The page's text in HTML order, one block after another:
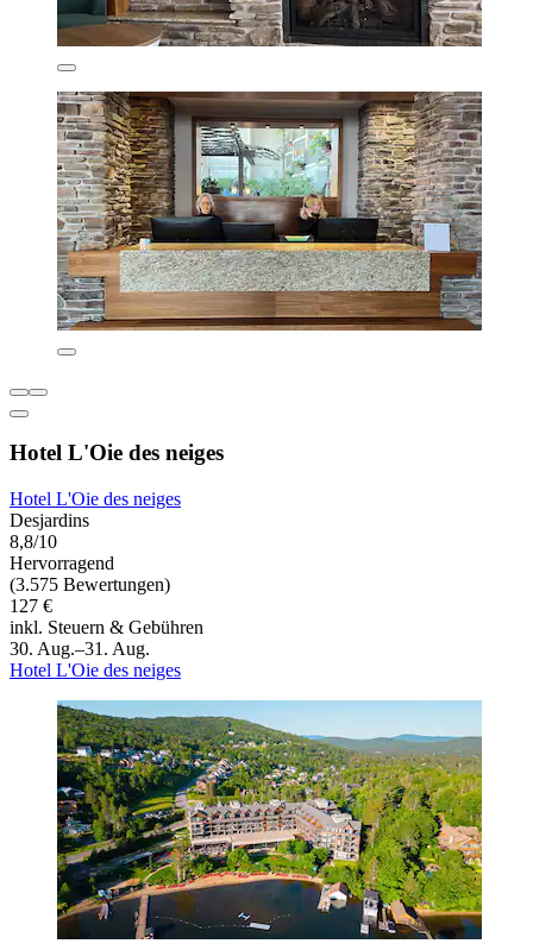
Hotel L'Oie des neiges
Hotel L'Oie des neiges
Desjardins
8,8/10
Hervorragend
(3.575 Bewertungen)
127 €
inkl. Steuern & Gebühren
30. Aug.–31. Aug.
Hotel L'Oie des neiges